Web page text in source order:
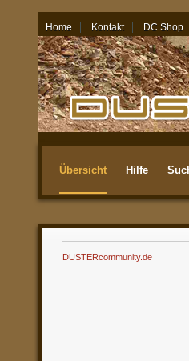
Home Kontakt DC Shop
08.08.26 - 15:51
Übersicht Hilfe
DUSTERcommunity.de